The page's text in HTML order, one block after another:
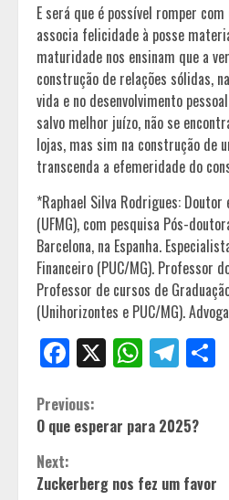
E será que é possível romper
associa felicidade à posse
maturidade nos ensinam que a
construção de relações sólidas,
vida e no desenvolvimento
salvo melhor juízo, não se
lojas, mas sim na construção de
transcenda a efemeridade do
*Raphael Silva Rodrigues:
(UFMG), com pesquisa Pós-
Barcelona, na Espanha.
Financeiro (PUC/MG). Professor
Professor de cursos de
(Unihorizontes e PUC/MG).
Facebook
X WhatsApp
Continue
Reading
Previous:
O que esperar para 2025?
Next:
Zuckerberg nos fez um favor